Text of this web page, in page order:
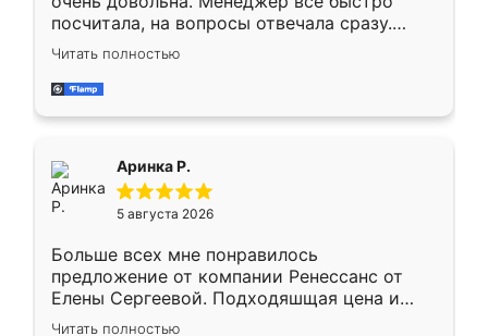
посчитала, на вопросы отвечала сразу.
Замерщик приехал в субботу, подошёл к
делу со всей ответственностью. Собрали
за день, ребята работали аккуратно, даже
Читать полностью
Аринка Р.
5 августа 2026
Больше всех мне понравилось
предложение от компании Ренессанс от
Елены Сергеевой. Подходяшщая цена и
короткие сроки изготовления. Приехавший
Читать полностью